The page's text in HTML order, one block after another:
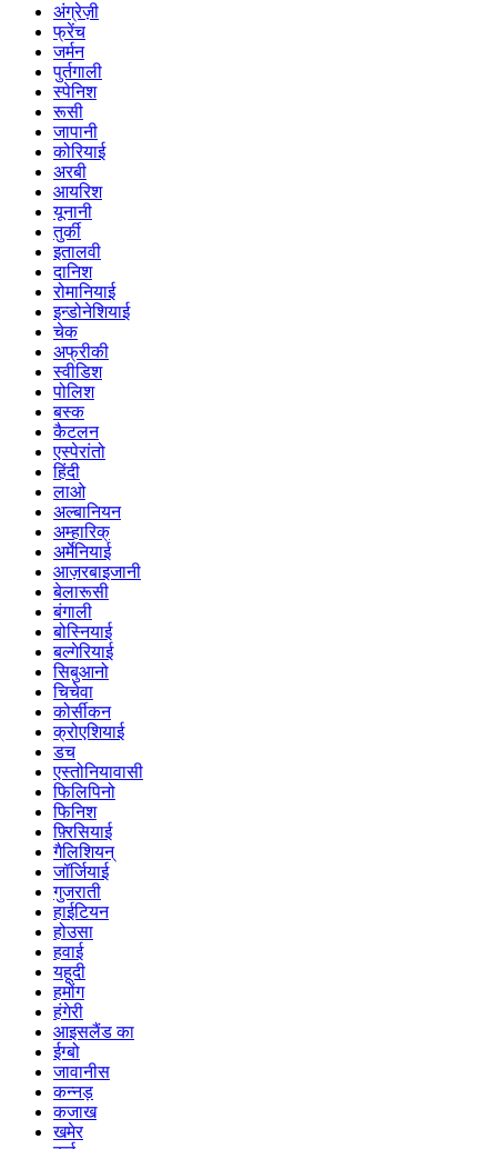
अंग्रेज़ी
फ्रेंच
जर्मन
पुर्तगाली
स्पेनिश
रूसी
जापानी
कोरियाई
अरबी
आयरिश
यूनानी
तुर्की
इतालवी
दानिश
रोमानियाई
इन्डोनेशियाई
चेक
अफ्रीकी
स्वीडिश
पोलिश
बस्क
कैटलन
एस्पेरांतो
हिंदी
लाओ
अल्बानियन
अम्हारिक्
अर्मेनियाई
आज़रबाइजानी
बेलारूसी
बंगाली
बोस्नियाई
बल्गेरियाई
सिबुआनो
चिचेवा
कोर्सीकन
क्रोएशियाई
डच
एस्तोनियावासी
फिलिपिनो
फिनिश
फ़्रिसियाई
गैलिशियन्
जॉर्जियाई
गुजराती
हाईटियन
होउसा
हवाई
यहूदी
हमोंग
हंगेरी
आइसलैंड का
ईग्बो
जावानीस
कन्नड़
कजाख
खमेर